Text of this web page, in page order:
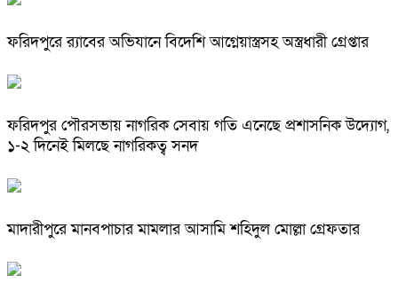
ফরিদপুরে র‌্যাবের অভিযানে বিদেশি আগ্নেয়াস্ত্রসহ অস্ত্রধারী গ্রেপ্তার
ফরিদপুর পৌরসভায় নাগরিক সেবায় গতি এনেছে প্রশাসনিক উদ্যোগ,
১-২ দিনেই মিলছে নাগরিকত্ব সনদ
মাদারীপুরে মানবপাচার মামলার আসামি শহিদুল মোল্লা গ্রেফতার